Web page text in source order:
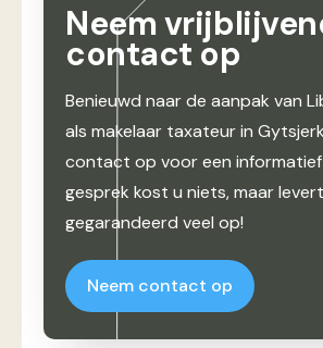
Neem
contact op
Benieuwd naar de aanpak van
als makelaar taxateur in
contact op voor een informatief
gesprek kost u niets, maar
gegarandeerd veel op!
Neem contact op